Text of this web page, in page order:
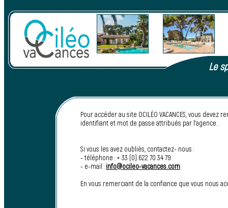
Le
Pour accéder au site OCILÉO VACANCES, vous devez
identifiant et mot de passe attribués par l’agence..
Si vous les avez oubliés, contactez- nous :
- téléphone : + 33 (0) 622 70 34 79
- e-mail : info@ocileo-vacances.com
En vous remerciant de la confiance que vous nous